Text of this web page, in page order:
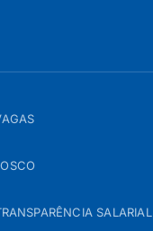
SALARIAL